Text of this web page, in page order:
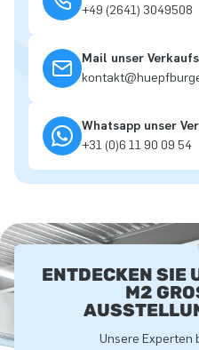
+49 (2641) 3049508
Mail unser
Whatsapp unser
+31 (0)6 11 90 09 54
ENTDECKEN SIE
M2
Unsere Experten